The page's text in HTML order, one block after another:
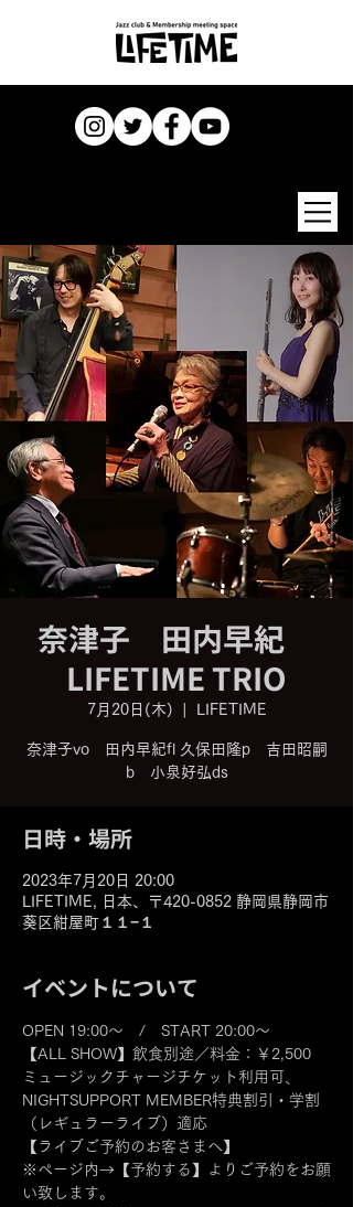
奈津子 田内早紀
LIFETIME TRIO
7月20日(木) LIFETIME
奈津子vo 田内早紀fl 久保田隆p 吉田昭嗣
b 小泉好弘ds
日時・場所
2023年7月20日 20:00
LIFETIME, 日本、〒420-0852 静岡県静岡市
葵区紺屋町１１−１
イベントについて
OPEN 19:00～　/　START 20:00～
【ALL SHOW】飲食別途／料金：￥2,500
ミュージックチャージチケット利用可、
NIGHTSUPPORT MEMBER特典割引・学割
（レギュラーライブ）適応
【ライブご予約のお客さまへ】
※ページ内→【予約する】よりご予約をお願
い致します。